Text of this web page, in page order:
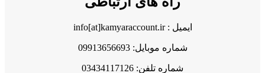
ایمیل : info[at]kamyaraccount.ir
شماره موبایل: 09913656693
شماره تلفن: 03434117126